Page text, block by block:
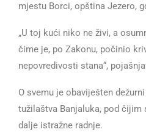
mjestu Borci, opština Jezero,
„U toj kući niko ne živi, a
čime je, po Zakonu, počinio
nepovredivosti stana“,
O svemu je obaviješten
tužilaštva Banjaluka, pod čijim
dalje istražne radnje.